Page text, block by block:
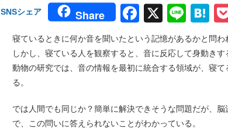
SNSシェア Share Facebook
X Line
寝ているときに何か音を聞いたという記憶があるかと問わ
しかし、寝ている人を観察すると、音に反応して身動き
動物の研究では、音の情報を最初に統合する領域が、寝
る。
では人間でも同じか？簡単に解決できそうな問題だが、
で、この問いに答えられないことがわかっている。